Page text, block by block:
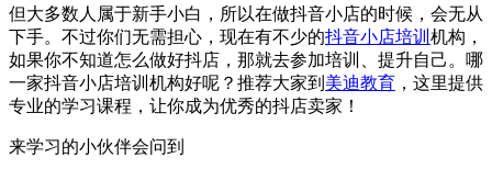
但大多数人属于新手小白，所以在做抖音小店的时候，会无从
下手。不过你们无需担心，现在有不少的抖音小店培训 机构，
如果你不知道怎么做好抖店，那就去参加培训、提升自己。哪
一家抖音小店培训机构好呢？推荐大家到 美迪教育 ，这里提供
专业的学习课程，让你成为优秀的抖店卖家！
来学习的小伙伴会问到